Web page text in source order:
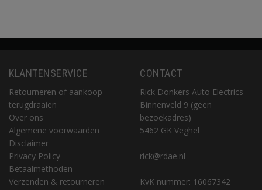
KLANTENSERVICE
Retourneren of aankoop
terugdraaien
Over ons
Algemene voorwaarden
Disclaimer
Privacy Policy
Betaalmethoden
Verzenden & retourneren
CONTACT
Rick Donkers Auto Electrics
Binnenveld 9 (geen
bezoekadres)
5462 GK Veghel
rick@rdae.nl
KvK nummer: 16067342